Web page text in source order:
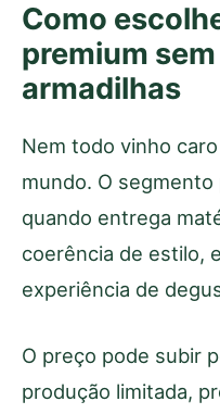
Como
premium
armadilhas
Nem todo vinho
mundo. O segmento
quando entrega
coerência de estilo,
experiência de
O preço pode subir
produção limitada,